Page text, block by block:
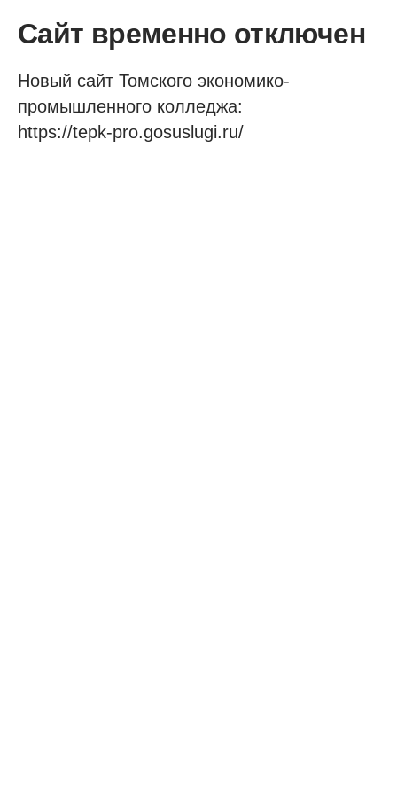
Сайт временно отключен
Новый сайт Томского экономико-
промышленного колледжа:
https://tepk-pro.gosuslugi.ru/